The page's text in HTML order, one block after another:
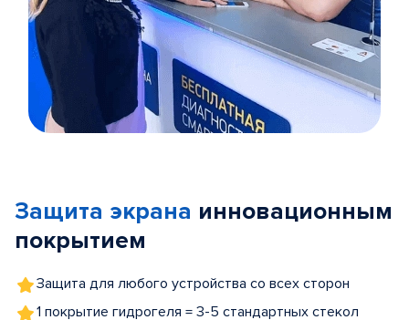
5
Защита экрана инновационным
покрытием
Защита для любого устройства со всех сторон
1 покрытие гидрогеля = 3-5 стандартных стекол